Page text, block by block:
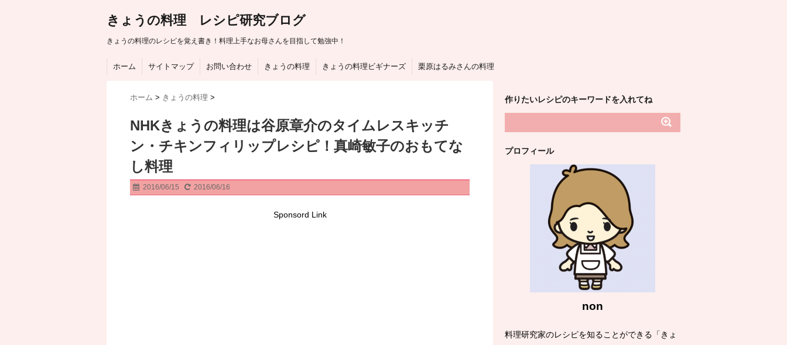
きょうの料理 レシピ研究ブログ
きょうの料理のレシピを覚え書き！料理上手なお母さんを目指して勉強中！
ホーム サイトマップ お問い合わせ きょうの料理 きょうの料理ビギナーズ 栗原はるみさんの料理
ホーム > きょうの料理 >
NHKきょうの料理は谷原章介のタイムレスキッチ
ン・チキンフィリップレシピ！真崎敏子のおもてな
し料理
2016/06/15 2016/06/16
Sponsord Link
作りたいレシピのキーワードを入れてね
プロフィール
non
料理研究家のレシピを知ることができる「きょ